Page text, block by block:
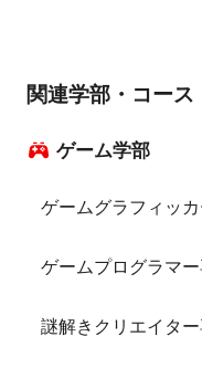
関連学部・コース
ゲーム学部
ゲームグラフィッカ
ゲームプログラマー
謎解きクリエイター